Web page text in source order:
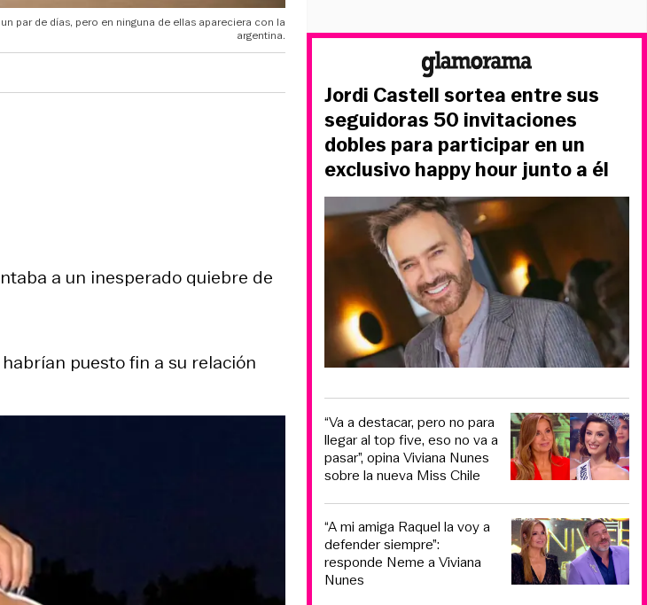
par de días, pero en ninguna de ellas apareciera con la
argentina.
a un inesperado quiebre de
habrían puesto fin a su relación
Jordi Castell sortea entre sus
seguidoras 50 invitaciones
dobles para participar en un
exclusivo happy hour junto a él
“Va a destacar, pero no para
llegar al top five, eso no va a
pasar”, opina Viviana Nunes
sobre la nueva Miss Chile
“A mi amiga Raquel la voy a
defender siempre”:
responde Neme a Viviana
Nunes